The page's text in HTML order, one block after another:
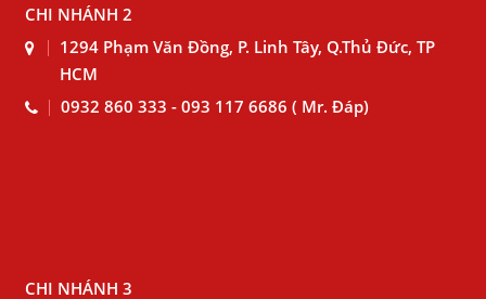
CHI NHÁNH 2
1294 Phạm Văn Đồng, P. Linh Tây, Q.Thủ Đức, TP
HCM
0932 860 333 - 093 117 6686 ( Mr. Đáp)
CHI NHÁNH 3